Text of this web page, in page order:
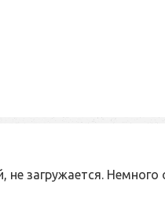
загружается. Немного